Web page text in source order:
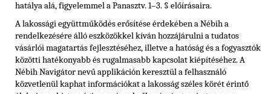
hatálya alá, figyelemmel a Panasztv. 1–3. § előírásaira.
A lakossági együttműködés erősítése érdekében a Nébih a
rendelkezésére álló eszközökkel kíván hozzájárulni a tudatos
vásárlói magatartás fejlesztéséhez, illetve a hatóság és a fogyasztók
közötti hatékonyabb és rugalmasabb kapcsolat kiépítéséhez. A
Nébih Navigátor nevű applikáción keresztül a felhasználó
közvetlenül kaphat információkat a lakosság széles körét érintő